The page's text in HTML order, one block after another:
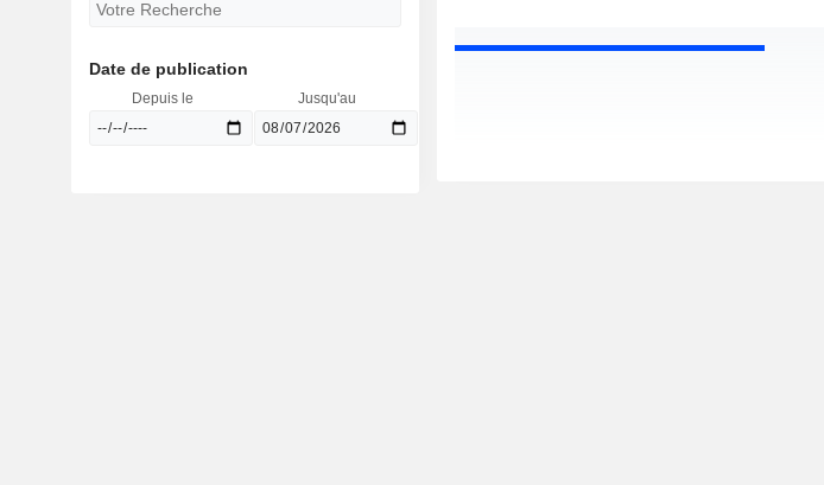
Date de publication
Depuis le Jusqu'au